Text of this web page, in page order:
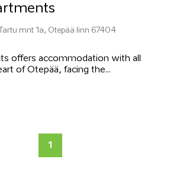
Tartu mnt 1a, Otepää linn 67404
offers accommodation with all
of Otepää, facing the...
1